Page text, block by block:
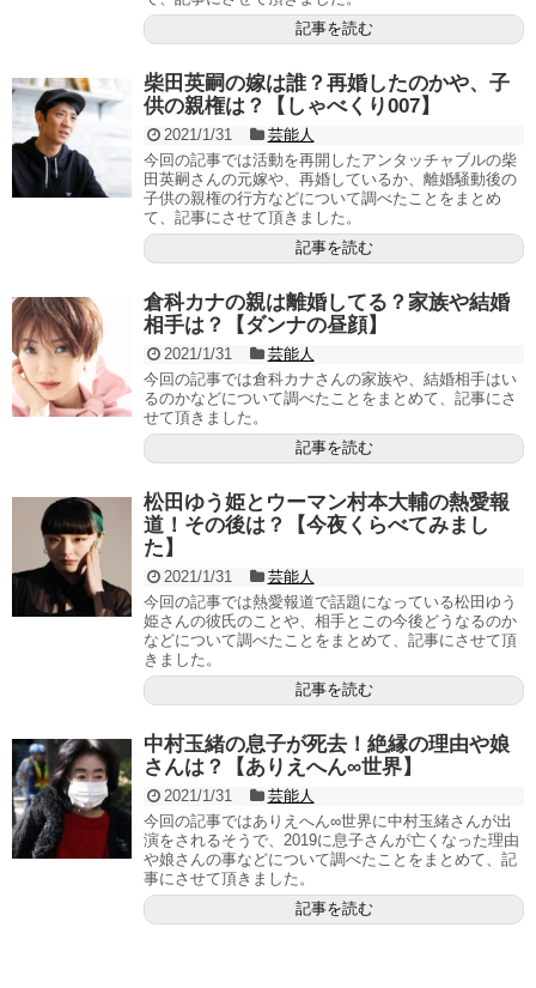
記事を読む
柴田英嗣の嫁は誰？再婚したのかや、子
供の親権は？【しゃべくり007】
2021/1/31
芸能人
今回の記事では活動を再開したアンタッチャブルの柴
田英嗣さんの元嫁や、再婚しているか、離婚騒動後の
子供の親権の行方などについて調べたことをまとめ
て、記事にさせて頂きました。
記事を読む
倉科カナの親は離婚してる？家族や結婚
相手は？【ダンナの昼顔】
2021/1/31
芸能人
今回の記事では倉科カナさんの家族や、結婚相手はい
るのかなどについて調べたことをまとめて、記事にさ
せて頂きました。
記事を読む
松田ゆう姫とウーマン村本大輔の熱愛報
道！その後は？【今夜くらべてみまし
た】
2021/1/31
芸能人
今回の記事では熱愛報道で話題になっている松田ゆう
姫さんの彼氏のことや、相手とこの今後どうなるのか
などについて調べたことをまとめて、記事にさせて頂
きました。
記事を読む
中村玉緒の息子が死去！絶縁の理由や娘
さんは？【ありえへん∞世界】
2021/1/31
芸能人
今回の記事ではありえへん∞世界に中村玉緒さんが出
演をされるそうで、2019に息子さんが亡くなった理由
や娘さんの事などについて調べたことをまとめて、記
事にさせて頂きました。
記事を読む